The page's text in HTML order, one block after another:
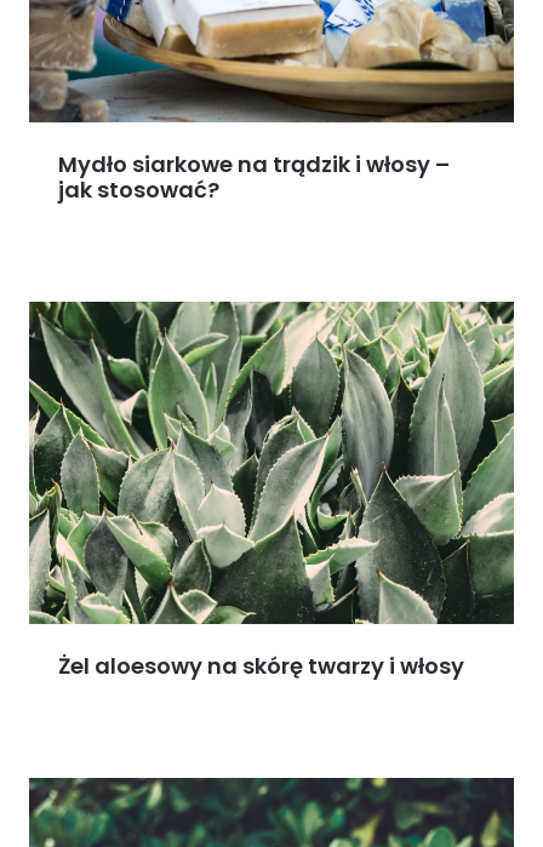
Mydło siarkowe na trądzik i włosy –
jak stosować?
Żel aloesowy na skórę twarzy i włosy